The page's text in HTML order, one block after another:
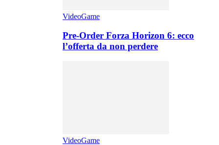
VideoGame
Pre-Order Forza Horizon 6: ecco
l’offerta da non perdere
VideoGame